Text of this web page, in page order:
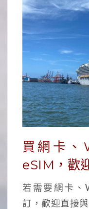
買網卡、
eSIM，歡
若需要網卡、
訂，歡迎直接